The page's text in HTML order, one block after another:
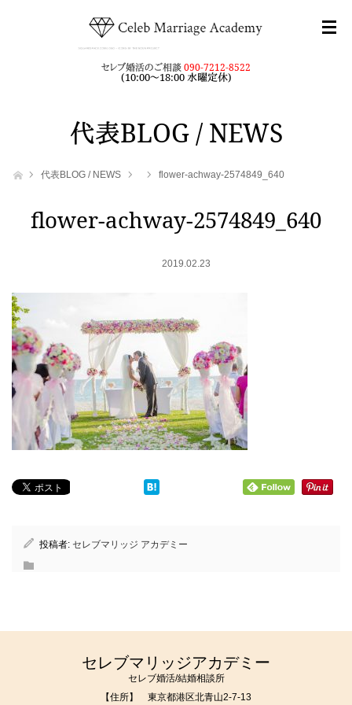
セレブ婚活のご相談090-7212-8522
(10:00～18:00 水曜定休)
代表BLOG / NEWS
ホーム代表BLOG / NEWS flower-achway-2574849_640
flower-achway-2574849_640
2019.02.23
投稿者: セレブマリッジ アカデミー
セレブマリッジアカデミー
セレブ婚活/結婚相談所
【住所】 東京都港区北青山2-7-13